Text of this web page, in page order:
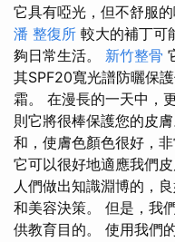
它具有啞光，但不舒服
潘 整復所 較大的補丁可
夠日常生活。 新竹整骨
其SPF20寬光譜防曬保
霜。 在漫長的一天中，
則它將很棒保護您的皮膚
和，使膚色顏色很好，
它可以很好地適應我們
人們做出知識淵博的，
和美容決策。 但是，我
供教育目的。 使用我們